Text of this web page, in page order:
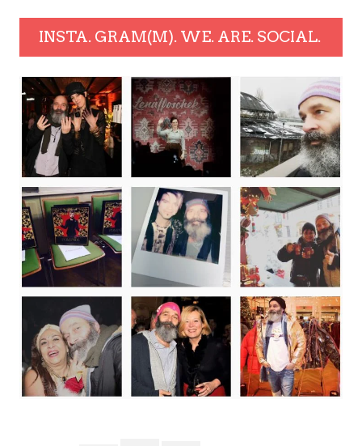
INSTA. GRAM(M). WE. ARE. SOCIAL.